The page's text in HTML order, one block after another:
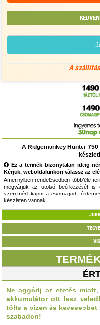
A
A Ridgemonkey Hunter
Ez a termék bizonytalan ideig
Kérjük, weboldalunkon válassz az
Amennyiben rendelésedben többféle
megvárjuk az utolsó beérkezését
szeretnéd kapni a csomagod,
készleten vannak.
Ne aggódj az etetés
akkumulátor ott lesz
tölts a vízen és
szabadon!